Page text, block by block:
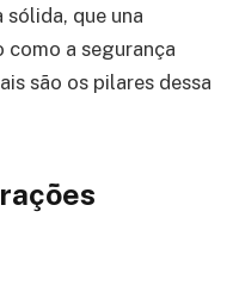
que una
a segurança
são os pilares dessa